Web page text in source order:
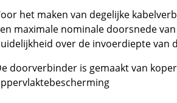
het maken van degelijke
maximale nominale doorsnede
over de invoerdiepte van
doorverbinder is gemaakt van